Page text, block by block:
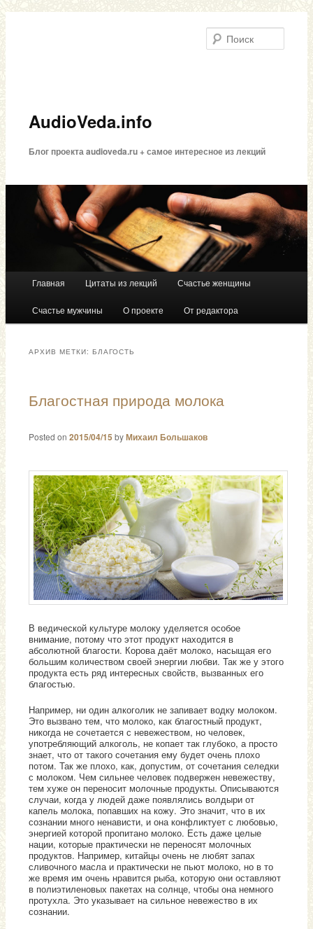
AudioVeda.info
Блог проекта audioveda.ru + самое интересное из лекций
Главное меню
Перейти к основному содержимому
Перейти к дополнительному содержимому
Главная Цитаты из лекций Счастье женщины
Счастье мужчины О проекте От редактора
АРХИВ МЕТКИ: БЛАГОСТЬ
Благостная природа молока
Posted on 2015/04/15 byМихаил Большаков
В ведической культуре молоку уделяется особое
внимание, потому что этот продукт находится в
абсолютной благости. Корова даёт молоко, насыщая его
большим количеством своей энергии любви. Так же у этого
продукта есть ряд интересных свойств, вызванных его
благостью.
Например, ни один алкоголик не запивает водку молоком.
Это вызвано тем, что молоко, как благостный продукт,
никогда не сочетается с невежеством, но человек,
употребляющий алкоголь, не копает так глубоко, а просто
знает, что от такого сочетания ему будет очень плохо
потом. Так же плохо, как, допустим, от сочетания селедки
с молоком. Чем сильнее человек подвержен невежеству,
тем хуже он переносит молочные продукты. Описываются
случаи, когда у людей даже появлялись волдыри от
капель молока, попавших на кожу. Это значит, что в их
сознании много ненависти, и она конфликтует с любовью,
энергией которой пропитано молоко. Есть даже целые
нации, которые практически не переносят молочных
продуктов. Например, китайцы очень не любят запах
сливочного масла и практически не пьют молоко, но в то
же время им очень нравится рыба, которую они оставляют
в полиэтиленовых пакетах на солнце, чтобы она немного
протухла. Это указывает на сильное невежество в их
сознании.